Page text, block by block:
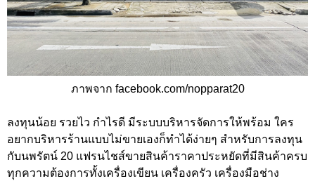
ภาพจาก facebook.com/nopparat20
ลงทุนน้อย รวยไว กำไรดี มีระบบบริหารจัดการให้พร้อม ใคร
อยากบริหารร้านแบบไม่ขายเองก็ทำได้ง่ายๆ สำหรับการลงทุน
กับนพรัตน์ 20 แฟรนไชส์ขายสินค้าราคาประหยัดที่มีสินค้าครบ
ทุกความต้องการทั้งเครื่องเขียน เครื่องครัว เครื่องมือช่าง